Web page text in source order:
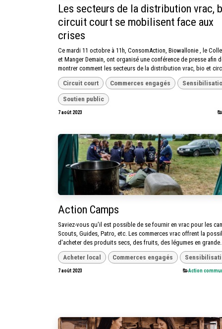
Les secteurs de la distribution vrac,
circuit court se mobilisent face aux
crises
Ce mardi 11 octobre à 11h, ConsomAction, Biowallonie , le
et Manger Demain, ont organisé une conférence de presse afin
montrer comment les secteurs de la distribution vrac, bio et
Circuit court Commerces engagés
Soutien public
7 août 2023
Action Camps
Saviez-vous qu'il est possible de se fournir en vrac pour les
Scouts, Guides, Patro, etc. Les commerces vrac offrent la
d'acheter des produits secs, des fruits, des légumes en
Acheter local Commerces engagés
7 août 2023 ​Action